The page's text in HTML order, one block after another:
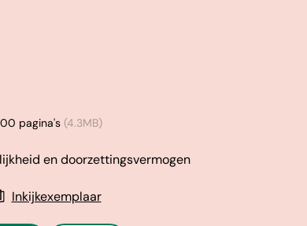
pagina's(4.3MB)
en doorzettingsvermogen
Inkijkexemplaar